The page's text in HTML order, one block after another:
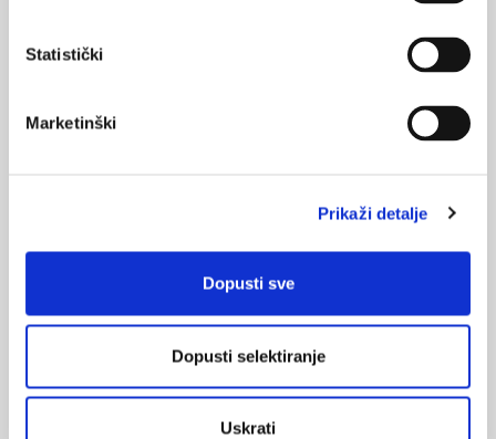
Statistički
Marketinški
Prikaži detalje
Dopusti sve
Dopusti selektiranje
Uskrati
U časopisu Pediatric Dermatology objavljen je prikaz slučaja
i čvorića u skalpu dovela do dijagnoze akutne limfoblastične